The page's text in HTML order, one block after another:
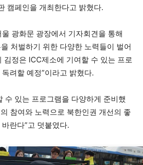
캠페인을 개최한다고 밝혔다.
광화문 광장에서 기자회견을 통해
처벌하기 위한 다양한 노력들이 벌어
김정은 ICC제소에 기여할 수 있는 프로
려할 예정”이라고 밝혔다.
수 있는 프로그램을 다양하게 준비했
참여와 노력으로 북한인권 개선의 좋
란다”고 덧붙였다.